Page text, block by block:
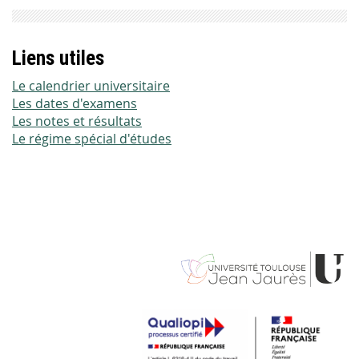
Liens utiles
Le calendrier universitaire
Les dates d'examens
Les notes et résultats
Le régime spécial d'études